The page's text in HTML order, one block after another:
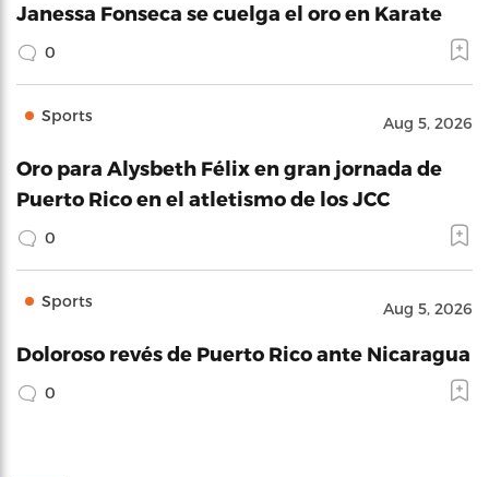
Janessa Fonseca se cuelga el oro en Karate
0
Sports Aug 5, 2026
Oro para Alysbeth Félix en gran jornada de
Puerto Rico en el atletismo de los JCC
0
Sports Aug 5, 2026
Doloroso revés de Puerto Rico ante Nicaragua
0